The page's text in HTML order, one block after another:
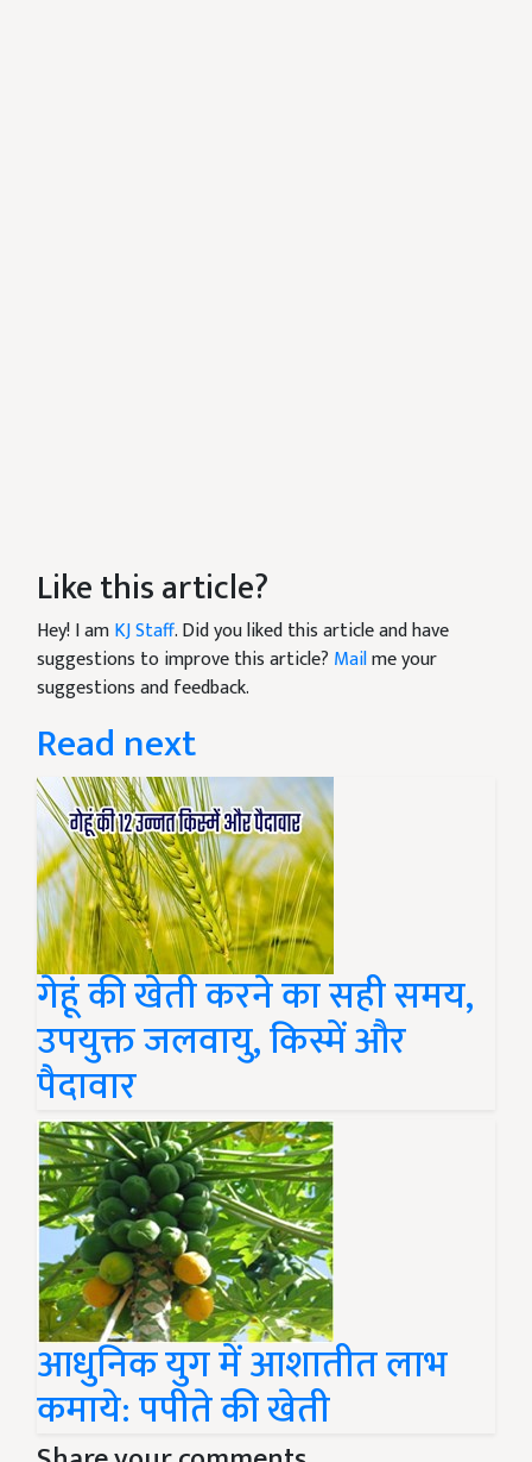
Like this article?
Hey! I amKJ Staff. Did you liked this article and have
suggestions to improve this article? Mailme your
suggestions and feedback.
Read next
गेहूं की खेती करने का सही समय,
उपयुक्त जलवायु, किस्में और
पैदावार
आधुनिक युग में आशातीत लाभ
कमाये: पपीते की खेती